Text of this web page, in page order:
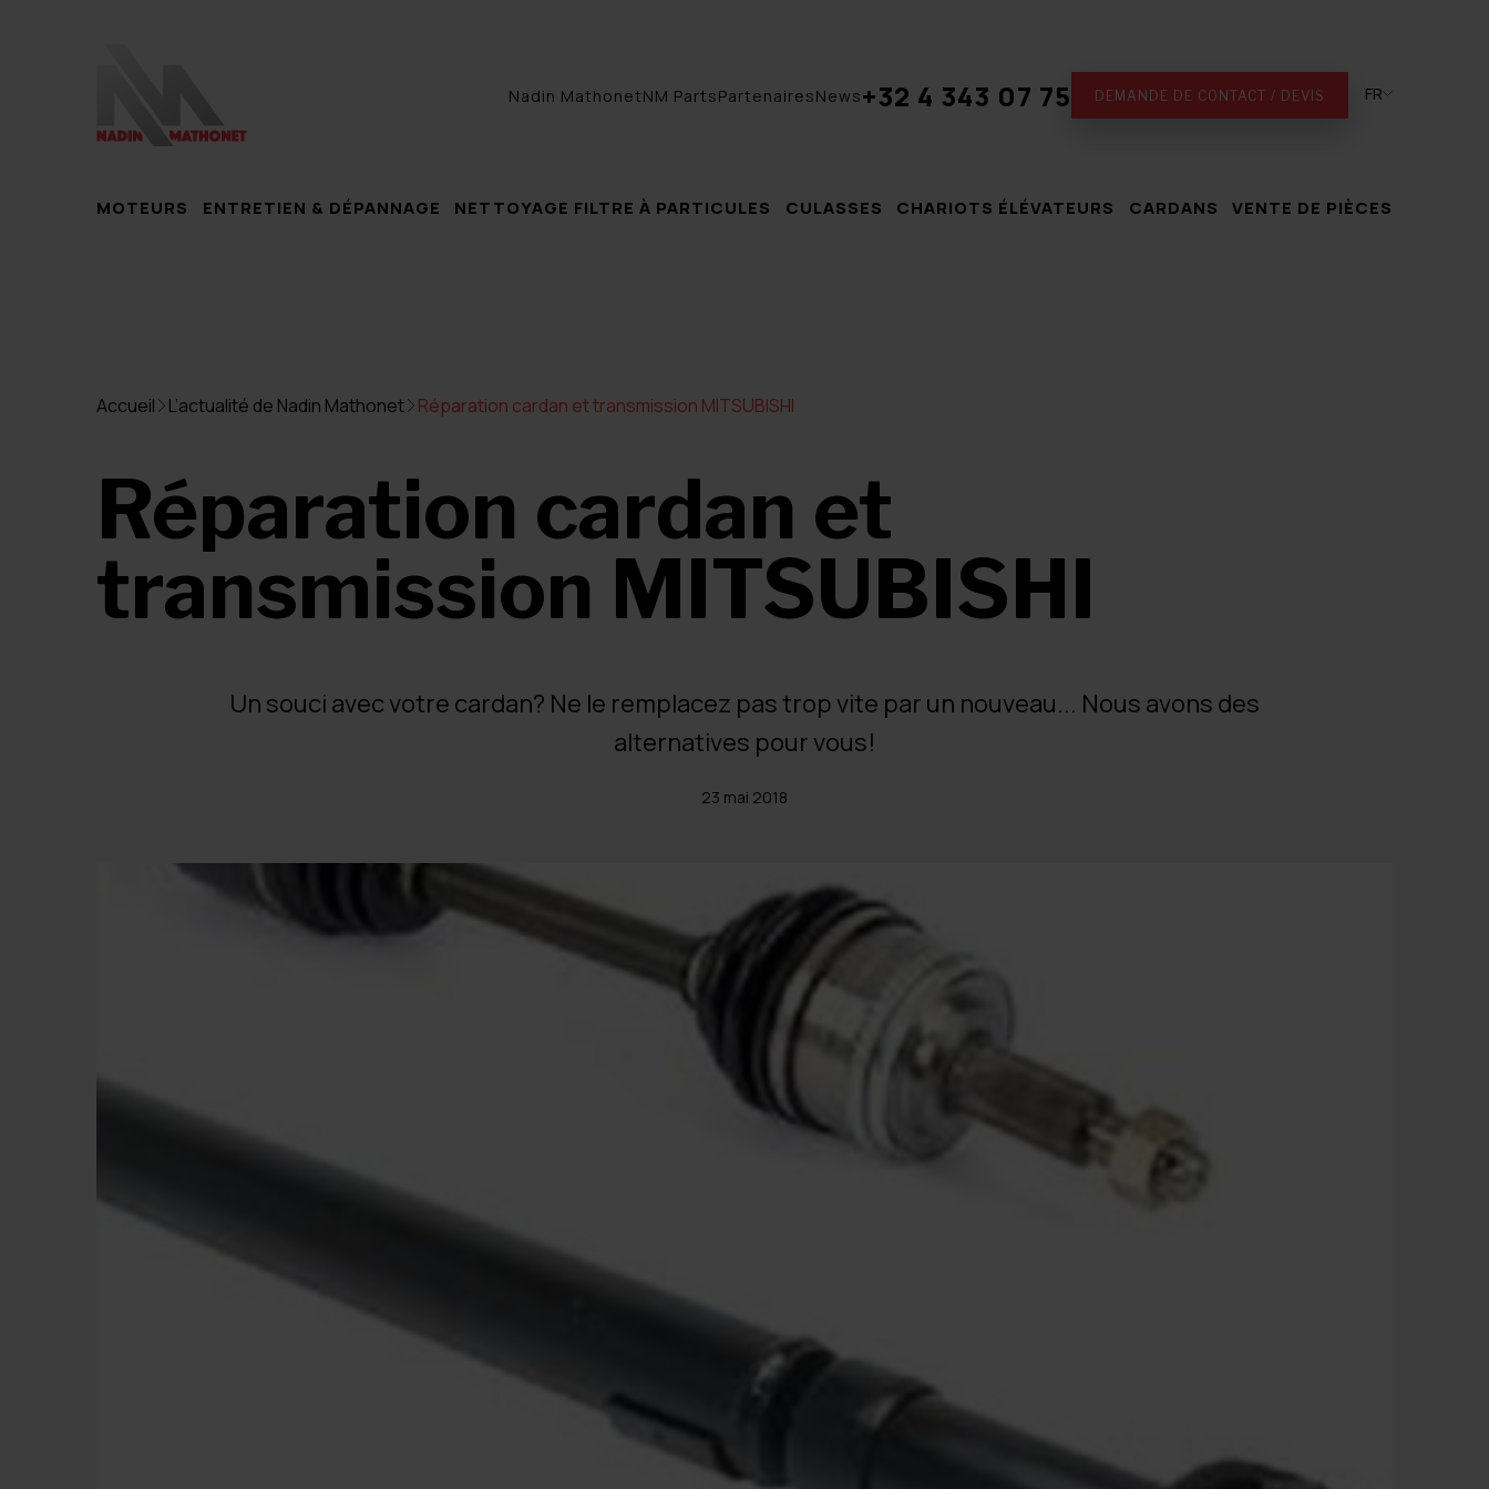
Nadin MathonetNM PartsPartenairesNews+32 4 343 07 75 DEMANDE DE CONTACT / DEVIS FR
MOTEURS ENTRETIEN & DÉPANNAGE NETTOYAGE FILTRE À PARTICULES CULASSES CHARIOTS ÉLÉVATEURS CARDANS VENTE DE PIÈCES
Accueil L’actualité de Nadin Mathonet Réparation cardan et transmission MITSUBISHI
Réparation cardan et
transmission MITSUBISHI
Un souci avec votre cardan? Ne le remplacez pas trop vite par un nouveau... Nous avons des
alternatives pour vous!
23 mai 2018